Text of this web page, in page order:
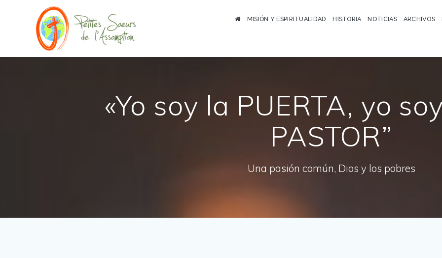
contenido
MISIÓN Y ESPIRITUALIDAD HISTORIA NOTICIAS ARCHIVOS
«Yo soy la PUERTA, yo
PASTOR”
Una pasión común, Dios y los pobres